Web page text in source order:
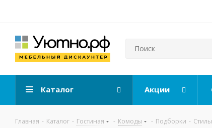
Каталог Акции
Главная - Каталог - Гостиная - Комоды - Подборки -